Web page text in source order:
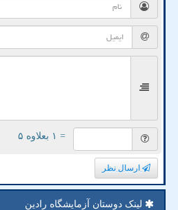
= ۱ بعلاوه ۵
ارسال نظر
لینک دوستان آزمایشگاه رادین